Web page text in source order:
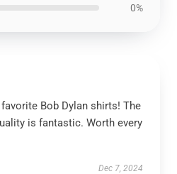
0%
Bob Dylan shirts! The
is fantastic. Worth every
Dec 7, 2024